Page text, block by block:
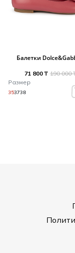
Балетки
71 800 ₸ 190 000
Размер
353738